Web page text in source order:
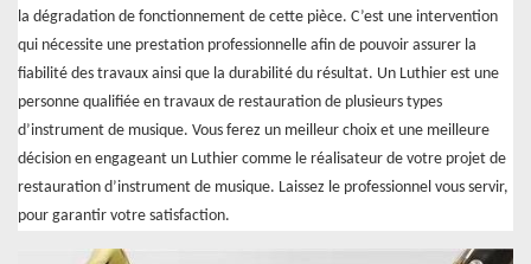
la dégradation de fonctionnement de cette pièce. C’est une intervention
qui nécessite une prestation professionnelle afin de pouvoir assurer la
fiabilité des travaux ainsi que la durabilité du résultat. Un Luthier est une
personne qualifiée en travaux de restauration de plusieurs types
d’instrument de musique. Vous ferez un meilleur choix et une meilleure
décision en engageant un Luthier comme le réalisateur de votre projet de
restauration d’instrument de musique. Laissez le professionnel vous servir,
pour garantir votre satisfaction.